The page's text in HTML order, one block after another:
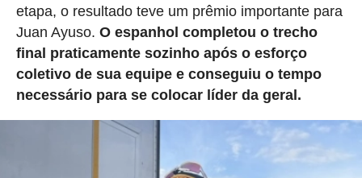
etapa, o resultado teve um prêmio importante para
Juan Ayuso. O espanhol completou o trecho
final praticamente sozinho após o esforço
coletivo de sua equipe e conseguiu o tempo
necessário para se colocar líder da geral.